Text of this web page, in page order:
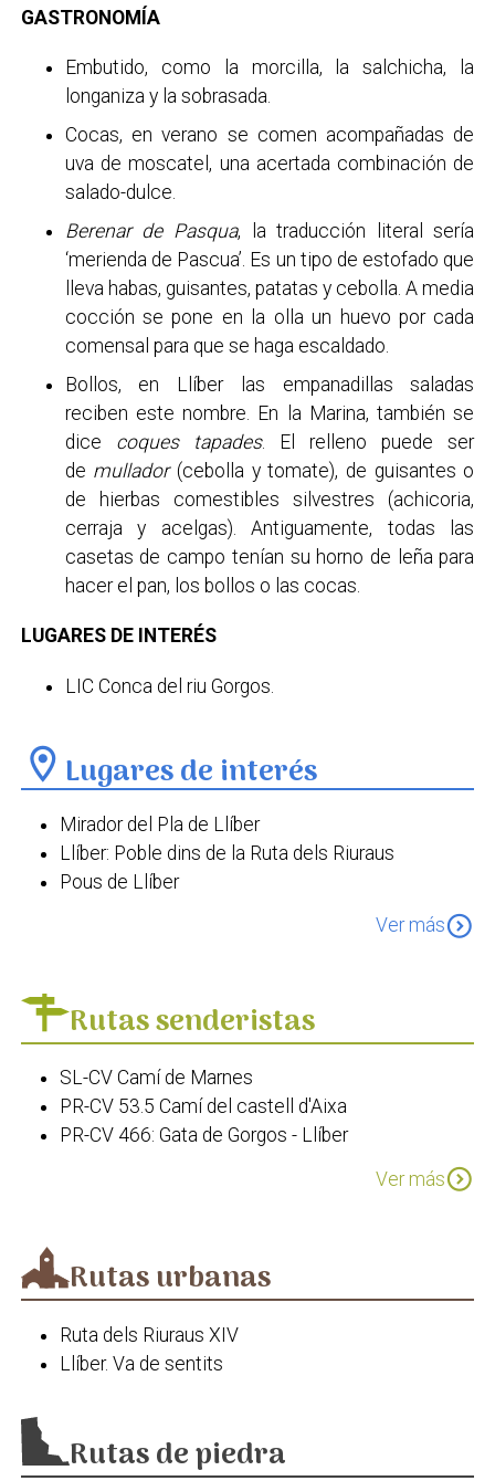
GASTRONOMÍA
Embutido, como la morcilla, la salchicha, la
longaniza y la sobrasada.
Cocas, en verano se comen acompañadas de
uva de moscatel, una acertada combinación de
salado-dulce.
Berenar de Pasqua, la traducción literal sería
‘merienda de Pascua’. Es un tipo de estofado que
lleva habas, guisantes, patatas y cebolla. A media
cocción se pone en la olla un huevo por cada
comensal para que se haga escaldado.
Bollos, en Llíber las empanadillas saladas
reciben este nombre. En la Marina, también se
dice coques tapades. El relleno puede ser
de mullador(cebolla y tomate), de guisantes o
de hierbas comestibles silvestres (achicoria,
cerraja y acelgas). Antiguamente, todas las
casetas de campo tenían su horno de leña para
hacer el pan, los bollos o las cocas.
LUGARES DE INTERÉS
LIC Conca del riu Gorgos.
location_on Lugares de interés
Mirador del Pla de Llíber
Llíber: Poble dins de la Ruta dels Riuraus
Pous de Llíber
Ver másexpand_circle_down
Rutas senderistas
SL-CV Camí de Marnes
PR-CV 53.5 Camí del castell d'Aixa
PR-CV 466: Gata de Gorgos - Llíber
Ver másexpand_circle_down
Rutas urbanas
Ruta dels Riuraus XIV
Llíber. Va de sentits
Rutas de piedra